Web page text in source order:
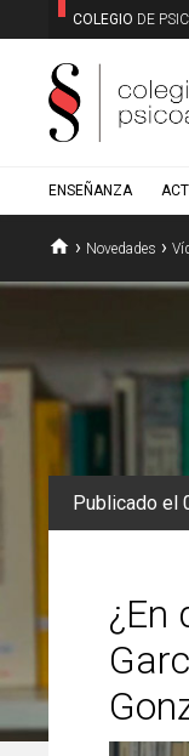
COLEGIO DE
ENSEÑANZA
home › Novedades ›
Publicado el
¿En